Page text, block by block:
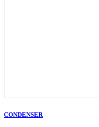
CONDENSER